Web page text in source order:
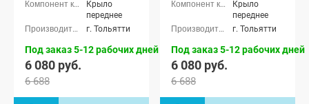
Крыло
переднее
г. Тольятти
Под заказ 5-12 рабочих дней
6 080 руб.
6 688
Крыло
переднее
г. Тольятти
Под заказ 5-12 рабочих дней
6 080 руб.
6 688